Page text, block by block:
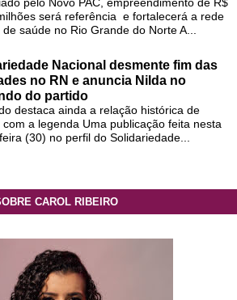
será referência e fortalecerá a rede
de saúde no Rio Grande do Norte A...
Nacional desmente fim das
no RN e anuncia Nilda no
do partido
destaca ainda a relação histórica de
com a legenda Uma publicação feita nesta
(30) no perfil do Solidariedade...
CAROL RIBEIRO